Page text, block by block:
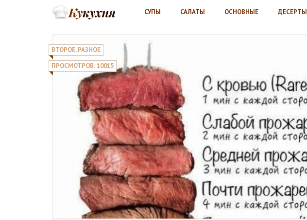
СУПЫ САЛАТЫ ОСНОВНЫЕ ДЕСЕРТЫ
ВТОРОЕ,РАЗНОЕ
ПРОСМОТРОВ: 10015